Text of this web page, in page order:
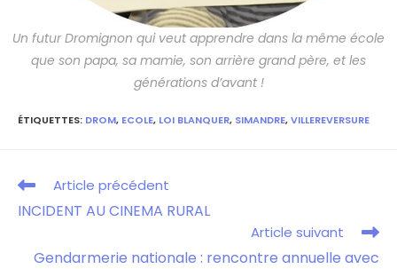
Un futur Dromignon qui veut apprendre dans la même école
que son papa, sa mamie, son arrière grand père, et les
générations d’avant !
ÉTIQUETTES: DROM, ECOLE, LOI BLANQUER, SIMANDRE,VILLEREVERSURE
Article précédent
INCIDENT AU CINEMA RURAL
Article suivant
Gendarmerie nationale : rencontre annuelle avec